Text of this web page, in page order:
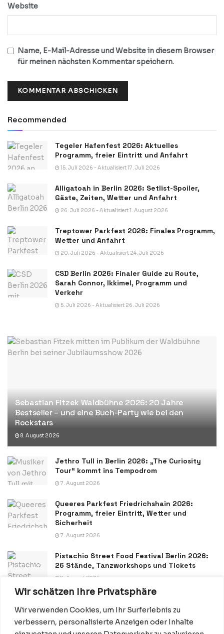
Wir schätzen Ihre Privatsphäre
Wir verwenden Cookies, um Ihr Surferlebnis zu
verbessern, personalisierte Anzeigen oder Inhalte
Website
Name, E-Mail-Adresse und Website in diesem Browser
für meinen nächsten Kommentar speichern.
Recommended
Tegeler Hafenfest 2026: Aktuelles
Programm, freier Eintritt und Anfahrt
15. Juli 2026 - Aktualisiert 17. Juli 2026
Alligatoah in Berlin 2026: Setlist-Spoiler,
Gäste, Zeiten, Wetter und Anfahrt
26. Juli 2026 - Aktualisiert 1. August 2026
Treptower Parkfest 2026: Finales Programm,
Wetter und Anfahrt
20. Juli 2026 - Aktualisiert 24. Juli 2026
CSD Berlin 2026: Finaler Guide zu Route,
Sarah Connor, Ikkimel, Programm und
Verkehr
5. Juli 2026 - Aktualisiert 26. Juli 2026
Sebastian Fitzek Waldbühne 2026: 20 Jahre
Bestseller – und eine Buch-Party wie bei den
Rockstars
8. August 2026
Jethro Tull in Berlin 2026: „The Curiosity
Tour“ kommt ins Tempodrom
7. August 2026
Queeres Parkfest Friedrichshain 2026:
Programm, freier Eintritt, Wetter und
Sicherheit
7. August 2026
Pistachio Street Food Festival Berlin 2026:
26 Stände, Tanzworkshops und Tickets
7. August 2026